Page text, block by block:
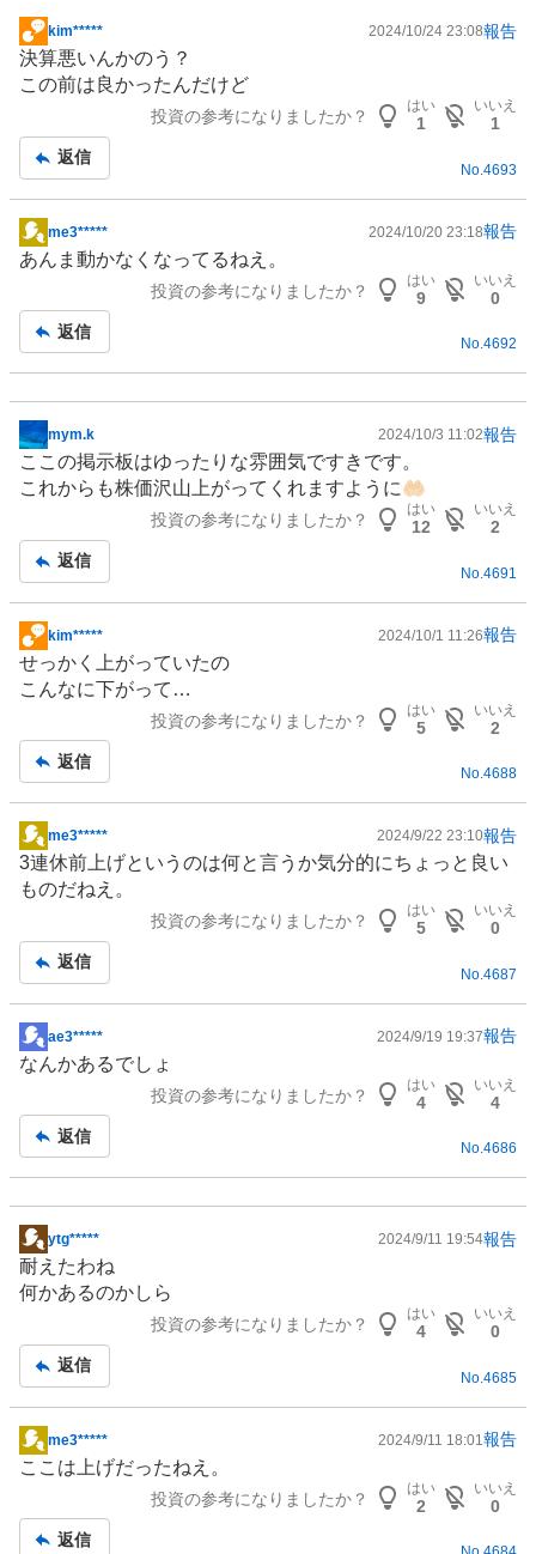
掲
示
板
kim***** 2024/10/24 23:08報告
決算悪いんかのう？
この前は良かったんだけど
投資の参考になりましたか？
はい
1
いいえ
1
返信
No. 4693
掲
示
事
me3***** 2024/10/20 23:18報告
あんま動かなくなってるねえ。
投資の参考になりましたか？
はい
9
いいえ
0
返信
No.4692
掲
示
板
mym.k 2024/10/3 11:02報告
ここの掲示板はゆったりな雰囲気ですきです。
これからも株価沢山上がってくれますように🤲🏻
投資の参考になりましたか？
はい
12
いいえ
2
返信
No. 4691
掲
示
板
kim***** 2024/10/1 11:26報告
せっかく上がっていたの
こんなに下がって…
投資の参考になりましたか？
はい
5
いいえ
2
返信
No.4688
掲
示
板
me3***** 2024/9/22 23:10報告
3連休前上げというのは何と言うか気分的にちょっと良い
ものだねえ。
投資の参考になりましたか？
はい
5
いいえ
0
返信
No. 4687
掲
示
事
ae3***** 2024/9/19 19:37報告
なんかあるでしょ
投資の参考になりましたか？
はい
4
いいえ
4
返信
No.4686
掲
示
板
ytg***** 2024/9/11 19:54報告
耐えたわね
何かあるのかしら
投資の参考になりましたか？
はい
4
いいえ
0
返信
No. 4685
掲
示
me3***** 2024/9/11 18:01 報告
ここは上げだったねえ。
投資の参考になりましたか？
はい
2
いいえ
0
返信